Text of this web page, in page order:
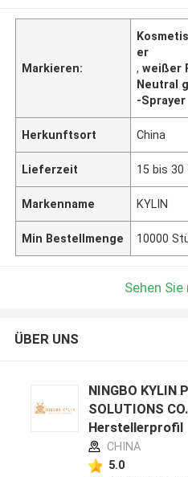
Markieren:
er
,weißer
Neutral
-Sprayer
Herkunftsort China
Lieferzeit 15 bis 30
Markenname KYLIN
Min Bestellmenge 10000
Sehen Sie
ÜBER UNS
NINGBO KYLIN
SOLUTIONS
Herstellerprofil
CHINA
5.0